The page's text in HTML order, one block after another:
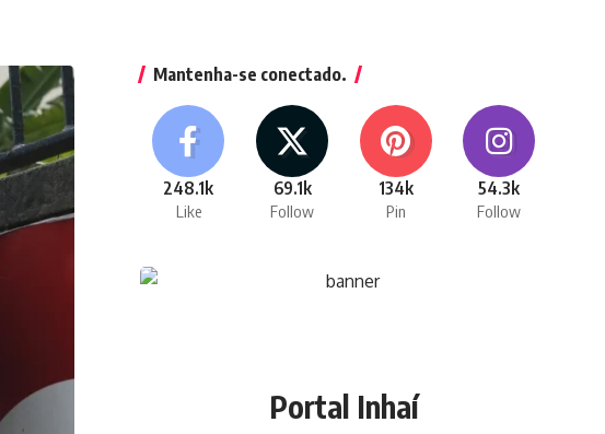
Mantenha-se conectado.
248.1k
Like
69.1k
Follow
134k
Pin
54.3k
Follow
Portal Inhaí